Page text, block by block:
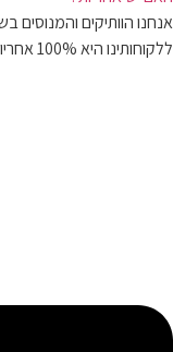
אנחנו הוותיקים והמנוסים
ללקוחותינו היא 100% אחריות על עבודתנו. אא פרגולות לראש שקט.